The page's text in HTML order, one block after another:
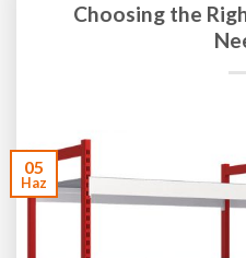
Choosing the
05
Haz